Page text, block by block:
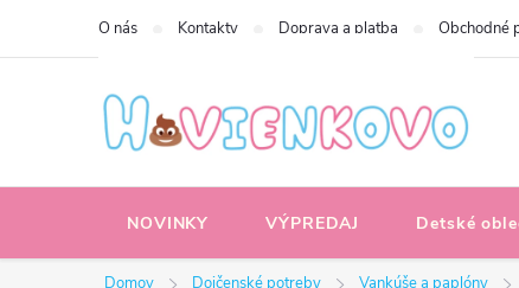
O nás Kontakty Doprava a platba Obchodné
NOVINKY VÝPREDAJ Detské
Domov Dojčenské potreby Vankúše a paplóny